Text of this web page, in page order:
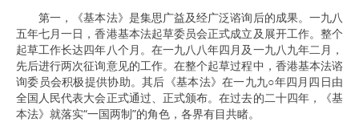
第一，《基本法》是集思广益及经广泛谘询后的成果。一九八
五年七月一日，香港基本法起草委员会正式成立及展开工作。整个
起草工作长达四年八个月。在一九八八年四月及一九八九年二月，
先后进行两次征询意见的工作。在整个起草过程中，香港基本法谘
询委员会积极提供协助。其后《基本法》在一九九○年四月四日由
全国人民代表大会正式通过、正式颁布。在过去的二十四年，《基
本法》就落实“一国两制”的角色，各界有目共睹。